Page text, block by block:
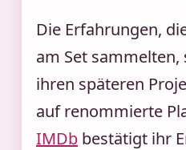
Die Erfahrungen,
am Set sammelten,
ihren späteren
auf renommierte
IMDb bestätigt ihr